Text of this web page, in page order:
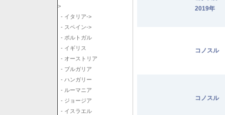
>
- イタリア->
- スペイン->
- ポルトガル
- イギリス
- オーストリア
- ブルガリア
- ハンガリー
- ルーマニア
- ジョージア
- イスラエル
2019年
コノスル
コノスル